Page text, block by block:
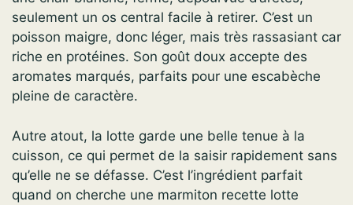
seulement un os central facile à retirer. C’est un
poisson maigre, donc léger, mais très rassasiant car
riche en protéines. Son goût doux accepte des
aromates marqués, parfaits pour une escabèche
pleine de caractère.
Autre atout, la lotte garde une belle tenue à la
cuisson, ce qui permet de la saisir rapidement sans
qu’elle ne se défasse. C’est l’ingrédient parfait
quand on cherche une marmiton recette lotte